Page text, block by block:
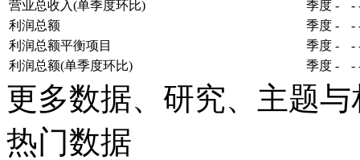
营业总收入(单季度环比)
季度 - -
利润总额
季度 - -
利润总额平衡项目
季度 - -
利润总额(单季度环比)
季度 - -
更多数据、研究、主题
热门数据